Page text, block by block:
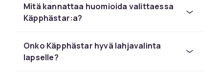
kiinnostusten mukaan. CDONilta tilaat
turvallisesti nopealla toimituksella ja helpolla
palautuksella. Kaikki tuotteet ovat CE-
Tutustu koko leluvalikoimaan CDONissa.
Mitä kannattaa huomioida valittaessa
Käpphästar:a?
Onko Käpphästar hyvä lahjavalinta
lapselle?